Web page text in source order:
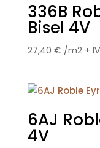
336B
Bisel 4V
27,40 € /m2 +
6AJ
4V